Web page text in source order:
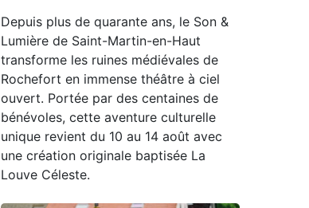
Depuis plus de quarante ans, le Son &
Lumière de Saint-Martin-en-Haut
transforme les ruines médiévales de
Rochefort en immense théâtre à ciel
ouvert. Portée par des centaines de
bénévoles, cette aventure culturelle
unique revient du 10 au 14 août avec
une création originale baptisée La
Louve Céleste.